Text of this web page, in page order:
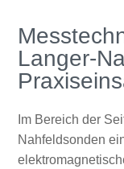
Langer-
Im Bereich der
Nahfeldsonden